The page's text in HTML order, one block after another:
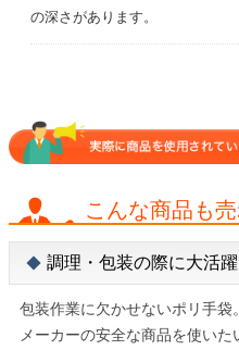
の深さがあります。
こんな商品も売
調理・包装の際に大活躍
包装作業に欠かせないポリ手
メーカーの安全な商品を使い